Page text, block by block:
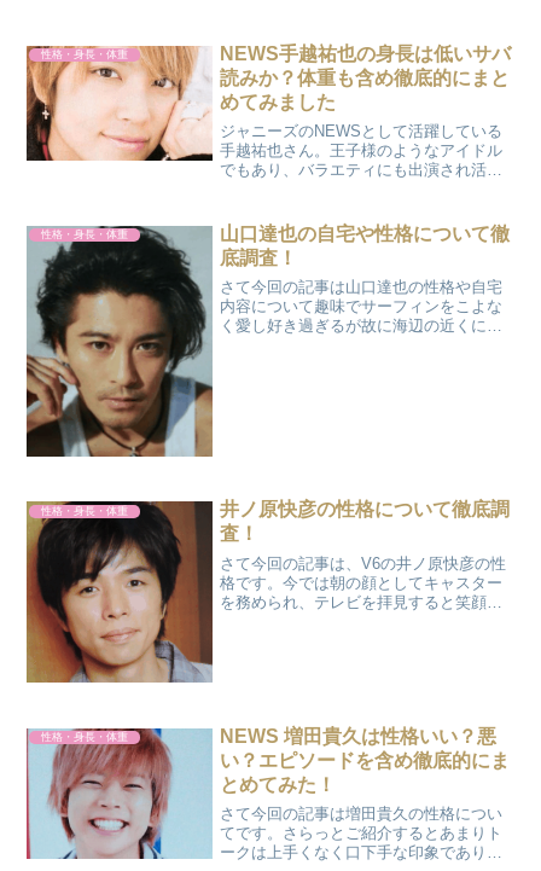
サバ読みをしてないか？画像を使って検
証していき、体重の情報もな...
性格・身長・体重
NEWS手越祐也の身長は低いサバ
読みか？体重も含め徹底的にまと
めてみました
ジャニーズのNEWSとして活躍している
手越祐也さん。王子様のようなアイドル
でもあり、バラエティにも出演され活躍
て、本当の身長は一体何センチなのか検
証し、また体重も検証し...
性格・身長・体重
山口達也の自宅や性格について徹
底調査！
さて今回の記事は山口達也の性格や自宅
内容について趣味でサーフィンをこよな
く愛し好き過ぎるが故に海辺の近くにお
性格・身長・体重
井ノ原快彦の性格について徹底調
査！
さて今回の記事は、V6の井ノ原快彦の性
格です。今では朝の顔としてキャスター
を務められ、テレビを拝見すると笑顔と
性格・身長・体重
NEWS 増田貴久は性格いい？悪
い？エピソードを含め徹底的にま
とめてみた！
さて今回の記事は増田貴久の性格につい
てです。さらっとご紹介するとあまりト
ークは上手くなく口下手な印象でありバ